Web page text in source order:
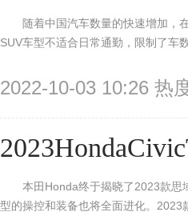
随着中国汽车数量的快速增加，
SUV车型不适合日常通勤，限制了车
2022-10-03 10:26 热
本田Honda终于揭晓了2023款思
型的操控和装备也将全面进化。